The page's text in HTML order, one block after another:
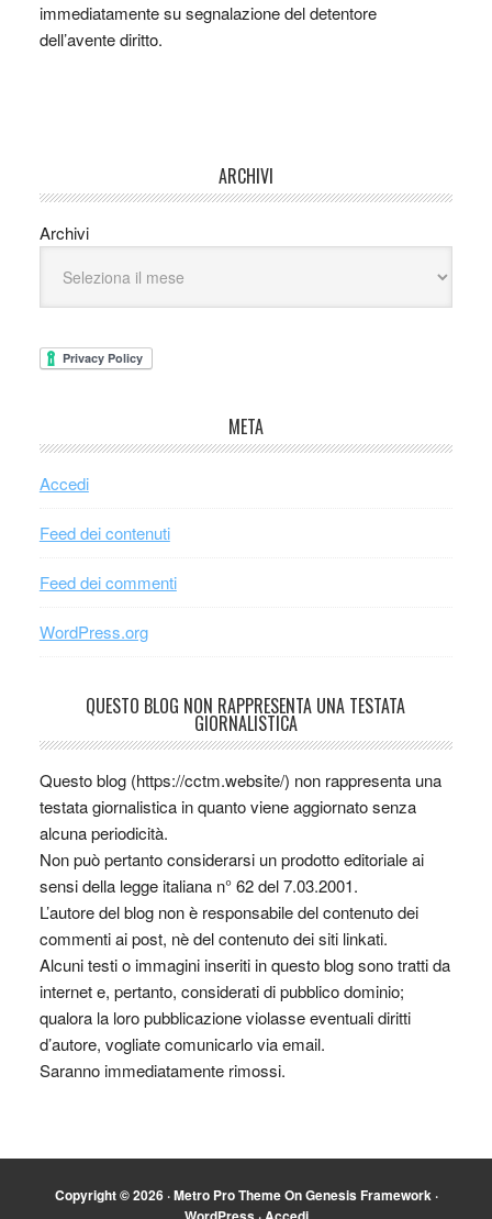
immediatamente su segnalazione del detentore
dell’avente diritto.
ARCHIVI
Archivi
META
Accedi
Feed dei contenuti
Feed dei commenti
WordPress.org
QUESTO BLOG NON RAPPRESENTA UNA TESTATA
GIORNALISTICA
Questo blog (https://cctm.website/) non rappresenta una
testata giornalistica in quanto viene aggiornato senza
alcuna periodicità.
Non può pertanto considerarsi un prodotto editoriale ai
sensi della legge italiana n° 62 del 7.03.2001.
L’autore del blog non è responsabile del contenuto dei
commenti ai post, nè del contenuto dei siti linkati.
Alcuni testi o immagini inseriti in questo blog sono tratti da
internet e, pertanto, considerati di pubblico dominio;
qualora la loro pubblicazione violasse eventuali diritti
d’autore, vogliate comunicarlo via email.
Saranno immediatamente rimossi.
Copyright © 2026 ·Metro Pro ThemeOnGenesis Framework·